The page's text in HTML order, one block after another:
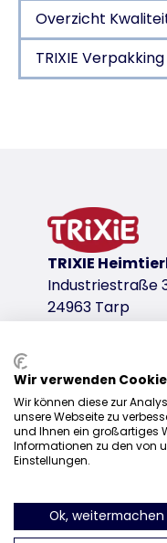
Overzicht
TRIXIE
zacht pluche/
polyester
polyestervlies
met vast
productvariant
Afmetingen
Kleur
lichtgrijs
Afmetingen
ø 70 cm
TRIXIE
Industriestraße
24963 Tarp
Distributie
+31 20 7980 995
sales@trixie.de
vind
Wir verwenden
Wir können diese zur
unsere Webseite zu
und Ihnen ein großartiges
Informationen zu den von
Einstellungen.
Ok, weitermachen